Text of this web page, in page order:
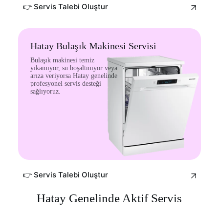
👉 Servis Talebi Oluştur
Hatay Bulaşık Makinesi Servisi
Bulaşık makinesi temiz
yıkamıyor, su boşaltmıyor veya
arıza veriyorsa Hatay genelinde
profesyonel servis desteği
sağlıyoruz.
👉 Servis Talebi Oluştur
Hatay Genelinde Aktif Servis